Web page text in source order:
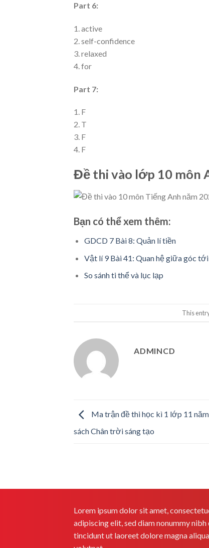
Part 6:
1. active
2. self-confidence
3. relaxed
4. for
Part 7:
1. F
2. T
3. F
4. F
Đề thi vào lớp 10 môn
Bạn có thể xem thêm:
GDCD 7 Bài 8: Quản lí tiền
Vật lí 9 Bài 41: Quan hệ giữa góc
So sánh ti thể và lục lạp
This
ADMINCD
Ma trận đề thi học kì 1 lớp 11
sách Chân trời sáng tạo
Lorem ipsum dolor sit amet,
adipiscing elit, sed diam nonummy nibh
tincidunt ut laoreet dolore magna